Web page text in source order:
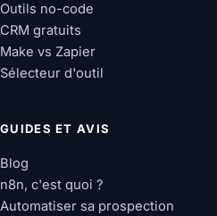
Outils no-code
CRM gratuits
Make vs Zapier
Sélecteur d'outil
GUIDES ET AVIS
Blog
n8n, c'est quoi ?
Automatiser sa prospection